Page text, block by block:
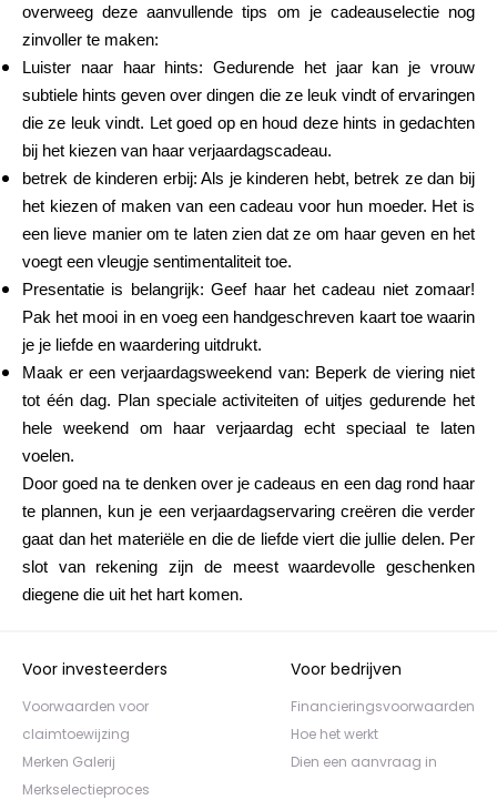
overweeg deze aanvullende tips om je cadeauselectie nog
zinvoller te maken:
Luister naar haar hints: Gedurende het jaar kan je vrouw
subtiele hints geven over dingen die ze leuk vindt of ervaringen
die ze leuk vindt. Let goed op en houd deze hints in gedachten
bij het kiezen van haar verjaardagscadeau.
betrek de kinderen erbij: Als je kinderen hebt, betrek ze dan bij
het kiezen of maken van een cadeau voor hun moeder. Het is
een lieve manier om te laten zien dat ze om haar geven en het
voegt een vleugje sentimentaliteit toe.
Presentatie is belangrijk: Geef haar het cadeau niet zomaar!
Pak het mooi in en voeg een handgeschreven kaart toe waarin
je je liefde en waardering uitdrukt.
Maak er een verjaardagsweekend van: Beperk de viering niet
tot één dag. Plan speciale activiteiten of uitjes gedurende het
hele weekend om haar verjaardag echt speciaal te laten
voelen.
Door goed na te denken over je cadeaus en een dag rond haar
te plannen, kun je een verjaardagservaring creëren die verder
gaat dan het materiële en die de liefde viert die jullie delen. Per
slot van rekening zijn de meest waardevolle geschenken
diegene die uit het hart komen.
Voor investeerders
Voorwaarden voor
claimtoewijzing
Merken Galerij
Merkselectieproces
Voor bedrijven
Financieringsvoorwaarden
Hoe het werkt
Dien een aanvraag in